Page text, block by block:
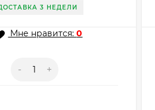
3 НЕДЕЛИ
Мне нравится:0
- +